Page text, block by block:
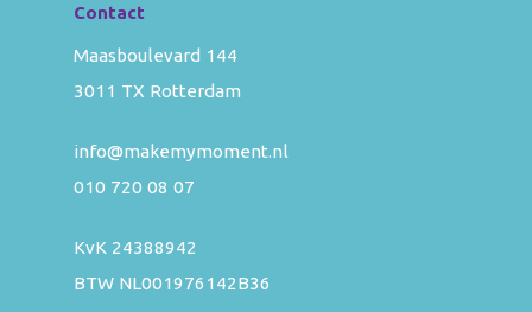
Contact
Maasboulevard 144
3011 TX Rotterdam
info@makemymoment.nl
010 720 08 07
KvK 24388942
BTW NL001976142B36